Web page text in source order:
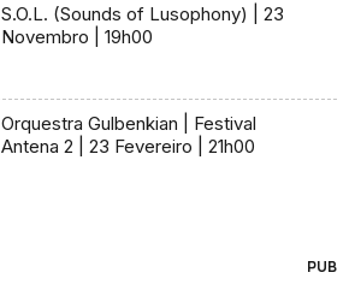
S.O.L. (Sounds of Lusophony) | 23
Novembro | 19h00
Orquestra Gulbenkian | Festival
Antena 2 | 23 Fevereiro | 21h00
PUB